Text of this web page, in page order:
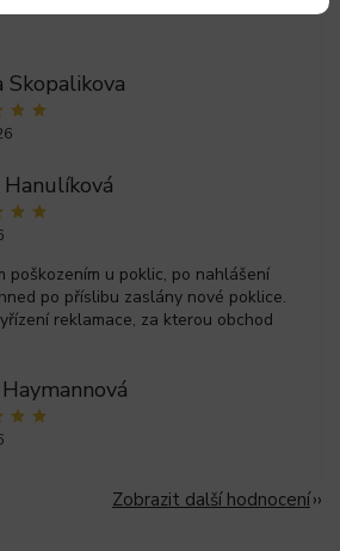
Skopalikova
poškozením u poklic, po nahlášení
po příslibu zaslány nové poklice.
reklamace, za kterou obchod
Zobrazit další hodnocení